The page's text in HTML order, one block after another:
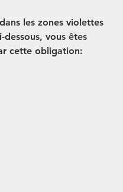
les zones violettes
dessous, vous êtes
cette obligation: